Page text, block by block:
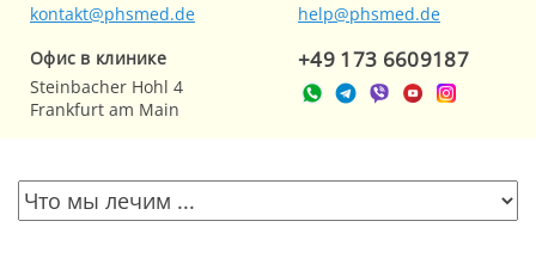
kontakt@phsmed.de
help@phsmed.de
Офис в клинике
Steinbacher Hohl 4
Frankfurt am Main
+49 173 6609187